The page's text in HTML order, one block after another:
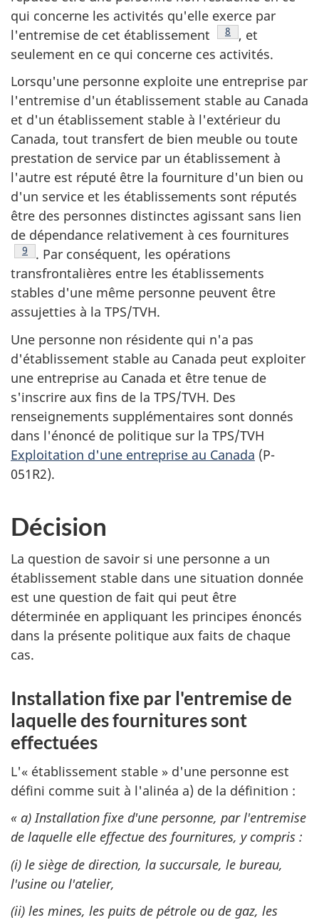
qui concerne les activités qu'elle exerce par
l'entremise de cet établissement
Note de bas de
8
, et
seulement en ce qui concerne ces activités.
Lorsqu'une personne exploite une entreprise par
l'entremise d'un établissement stable au Canada
et d'un établissement stable à l'extérieur du
Canada, tout transfert de bien meuble ou toute
prestation de service par un établissement à
l'autre est réputé être la fourniture d'un bien ou
d'un service et les établissements sont réputés
être des personnes distinctes agissant sans lien
de dépendance relativement à ces fournitures
Note de bas de page
9
. Par conséquent, les opérations
transfrontalières entre les établissements
stables d'une même personne peuvent être
assujetties à la TPS/TVH.
Une personne non résidente qui n'a pas
d'établissement stable au Canada peut exploiter
une entreprise au Canada et être tenue de
s'inscrire aux fins de la TPS/TVH. Des
renseignements supplémentaires sont donnés
dans l'énoncé de politique sur la TPS/TVH
Exploitation d'une entreprise au Canada (P-
051R2).
Décision
La question de savoir si une personne a un
établissement stable dans une situation donnée
est une question de fait qui peut être
déterminée en appliquant les principes énoncés
dans la présente politique aux faits de chaque
cas.
Installation fixe par l'entremise de
laquelle des fournitures sont
effectuées
L'« établissement stable » d'une personne est
défini comme suit à l'alinéa a) de la définition :
« a) Installation fixe d'une personne, par l'entremise
de laquelle elle effectue des fournitures, y compris :
(i) le siège de direction, la succursale, le bureau,
l'usine ou l'atelier,
(ii) les mines, les puits de pétrole ou de gaz, les